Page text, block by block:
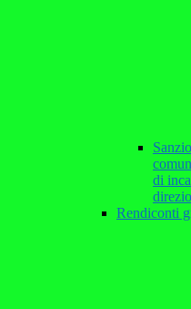
di
Rendiconti